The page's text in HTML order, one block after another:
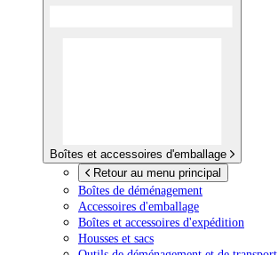
Boîtes et accessoires d'emballage
Retour au menu principal
Boîtes de déménagement
Accessoires d'emballage
Boîtes et accessoires d'expédition
Housses et sacs